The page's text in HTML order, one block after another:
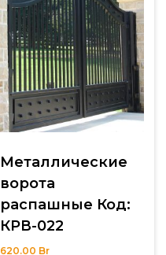
Металлические
ворота
распашные Код:
КРВ-022
620.00 Br